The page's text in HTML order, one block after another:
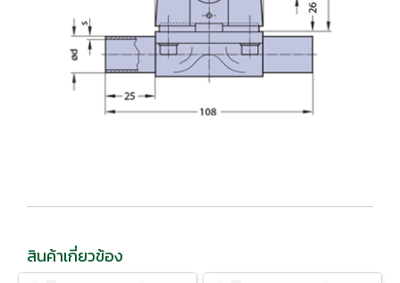
สินค้าเกี่ยวข้อง